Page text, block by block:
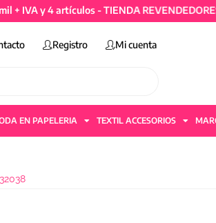
y 4 artículos - TIENDA
Registro Mi cuenta
EN PAPELERIA TEXTIL ACCESORIOS